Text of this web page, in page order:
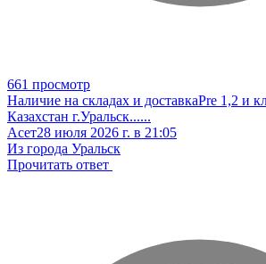
661 просмотр
Наличие на складах и доставкаPre 1,2 и
Казахстан г.Уральск......
Асет28 июля 2026 г. в 21:05
Из города Уральск
Прочитать ответ